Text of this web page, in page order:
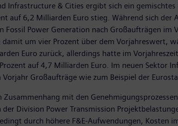
Infrastructure & Cities ergibt sich ein
auf 6,2 Milliarden Euro stieg. Während sich
Power Generation nach Großaufträgen im
um vier Prozent über dem Vorjahreswert,
Euro zurück, allerdings hatte im
auf 4,7 Milliarden Euro. Im neuen Sektor
Großaufträge wie zum Beispiel der
mit den
Division Power Transmission
durch höhere F&E-Aufwendungen, Kosten